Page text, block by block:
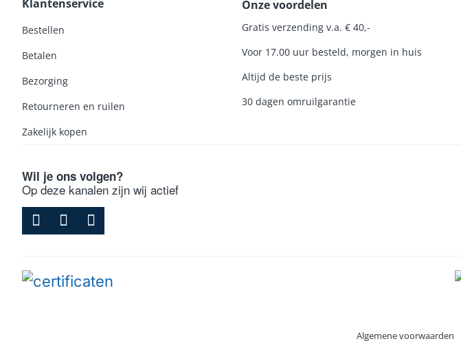
Klantenservice
Bestellen
Betalen
Bezorging
Retourneren en ruilen
Zakelijk kopen
Onze voordelen
Gratis verzending v.a. € 40,-
Voor 17.00 uur besteld, morgen in huis
Altijd de beste prijs
30 dagen omruilgarantie
Wil je ons volgen?
Op deze kanalen zijn wij actief
Algemene voorwaarden